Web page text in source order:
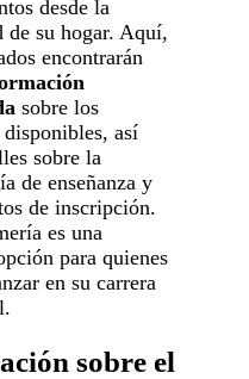
desde la
de su hogar. Aquí,
encontrarán
sobre los
disponibles, así
sobre la
de enseñanza y
de inscripción.
es una
para quienes
en su carrera
sobre el